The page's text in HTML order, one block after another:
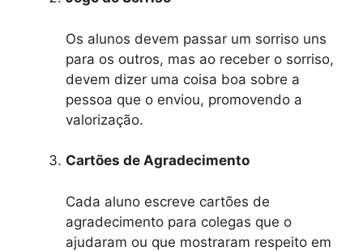
Os alunos devem passar um sorriso uns
para os outros, mas ao receber o sorriso,
devem dizer uma coisa boa sobre a
pessoa que o enviou, promovendo a
valorização.
Cartões de Agradecimento
Cada aluno escreve cartões de
agradecimento para colegas que o
ajudaram ou que mostraram respeito em